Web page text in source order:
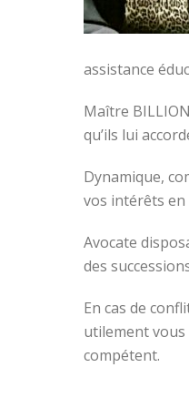
assistance
Maître
qu’ils lui
Dynamique,
vos intérêts
Avocate
des
En cas de
utilement
compétent.